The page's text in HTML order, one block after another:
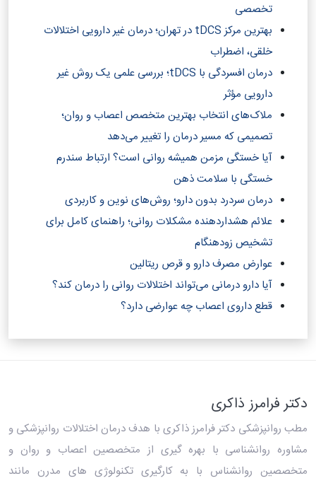
تخصصی
بهترین مرکز tDCS در تهران؛ درمان غیر دارویی اختلالات
خلقی، اضطراب
درمان افسردگی با tDCS؛ بررسی علمی یک روش غیر
دارویی مؤثر
ملاک‌های انتخاب بهترین متخصص اعصاب و روان؛
تصمیمی که مسیر درمان را تغییر می‌دهد
آیا خستگی مزمن همیشه روانی است؟ ارتباط سندرم
خستگی با سلامت ذهن
درمان سردرد بدون دارو؛ روش‌های نوین و کاربردی
علائم هشداردهنده مشکلات روانی؛ راهنمای کامل برای
تشخیص زودهنگام
عوارض مصرف دارو و قرص ریتالین
آیا دارو درمانی می‌تواند اختلالات روانی را درمان کند؟‎
قطع داروی اعصاب چه عوارضی دارد؟
دکتر فرامرز ذاکری
مطب روانپزشکی دکتر فرامرز ذاکری با هدف درمان اختلالات روانپزشکی و
مشاوره روانشناسی با بهره گیری از متخصصین اعصاب و روان و
متخصصین روانشناس با به کارگیری تکنولوژی های مدرن مانند